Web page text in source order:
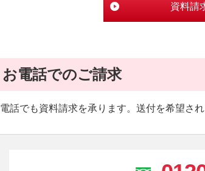
資料請
お電話でのご請求
話でも資料請求を承ります。送付を希望さ